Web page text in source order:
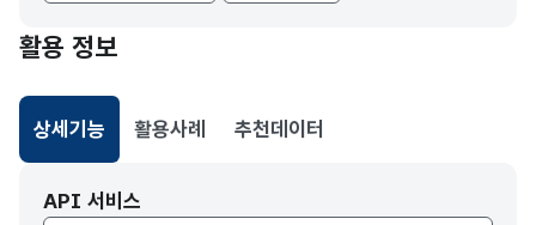
활용 정보
상세기능
선택됨
활용사례 추천데이터
API 서비스